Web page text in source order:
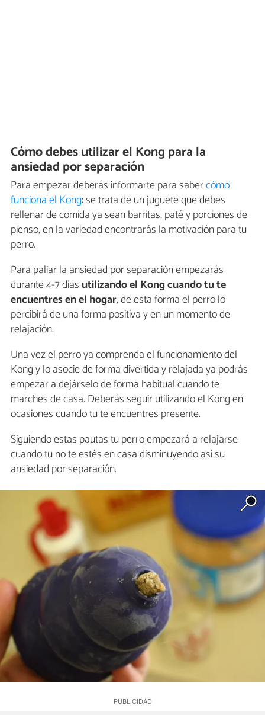
Cómo debes utilizar el Kong para la
ansiedad por separación
Para empezar deberás informarte para sabercómo
funciona el Kong: se trata de un juguete que debes
rellenar de comida ya sean barritas, paté y porciones de
pienso, en la variedad encontrarás la motivación para tu
perro.
Para paliar la ansiedad por separación empezarás
durante 4-7 días utilizando el Kong cuando tu te
encuentres en el hogar, de esta forma el perro lo
percibirá de una forma positiva y en un momento de
relajación.
Una vez el perro ya comprenda el funcionamiento del
Kong y lo asocie de forma divertida y relajada ya podrás
empezar a dejárselo de forma habitual cuando te
marches de casa. Deberás seguir utilizando el Kong en
ocasiones cuando tu te encuentres presente.
Siguiendo estas pautas tu perro empezará a relajarse
cuando tu no te estés en casa disminuyendo así su
ansiedad por separación.